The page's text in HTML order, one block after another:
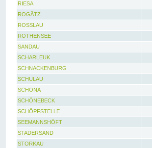
RIESA
ROGÄTZ
ROSSLAU
ROTHENSEE
SANDAU
SCHARLEUK
SCHNACKENBURG
SCHULAU
SCHÖNA
SCHÖNEBECK
SCHÖPFSTELLE
SEEMANNSHÖFT
STADERSAND
STORKAU